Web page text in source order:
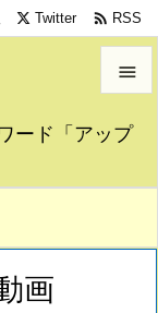
ード「アップ


メニュ
Twitter  RSS
画